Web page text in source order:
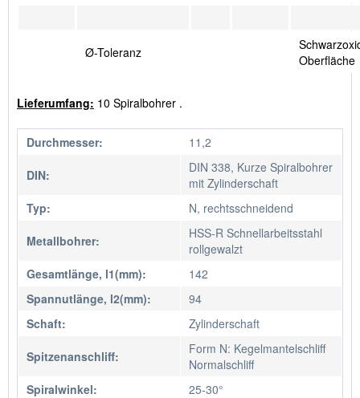
Ø-Toleranz
Oberfläche
Lieferumfang: 10 Spiralbohrer .
Durchmesser: 11,2
DIN:
DIN 338, Kurze Spiralbohrer
mit Zylinderschaft
Typ:
N, rechtsschneidend
Metallbohrer:
HSS-R Schnellarbeitsstahl
rollgewalzt
Gesamtlänge, l1(mm):
142
Spannutlänge, l2(mm):
94
Schaft:
Zylinderschaft
Spitzenanschliff:
Form N: Kegelmantelschliff
Normalschliff
Spiralwinkel:
25-30°